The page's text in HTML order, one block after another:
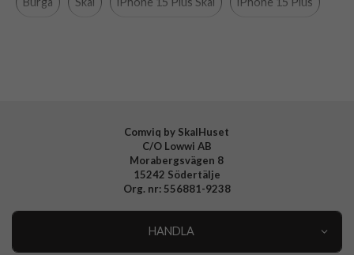
Material Hårdplast (PC), Mjukplast (TPU)
Comviq by SkalHuset
C/O Lowwi AB
Morabergsvägen 8
15242 Södertälje
Org. nr: 556881-9238
HANDLA